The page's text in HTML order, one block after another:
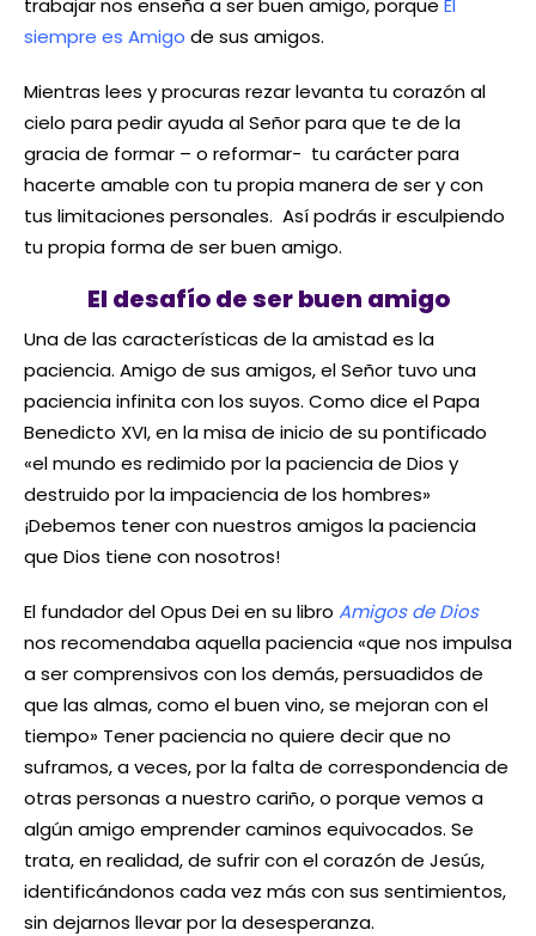
trabajar nos enseña a ser buen amigo, porque Él
siempre es Amigo de sus amigos.
Mientras lees y procuras rezar levanta tu corazón al
cielo para pedir ayuda al Señor para que te de la
gracia de formar – o reformar- tu carácter para
hacerte amable con tu propia manera de ser y con
tus limitaciones personales. Así podrás ir esculpiendo
tu propia forma de ser buen amigo.
El desafío de ser buen amigo
Una de las características de la amistad es la
paciencia. Amigo de sus amigos, el Señor tuvo una
paciencia infinita con los suyos. Como dice el Papa
Benedicto XVI, en la misa de inicio de su pontificado
«el mundo es redimido por la paciencia de Dios y
destruido por la impaciencia de los hombres»
¡Debemos tener con nuestros amigos la paciencia
que Dios tiene con nosotros!
El fundador del Opus Dei en su libro Amigos de Dios
nos recomendaba aquella paciencia «que nos impulsa
a ser comprensivos con los demás, persuadidos de
que las almas, como el buen vino, se mejoran con el
tiempo» Tener paciencia no quiere decir que no
suframos, a veces, por la falta de correspondencia de
otras personas a nuestro cariño, o porque vemos a
algún amigo emprender caminos equivocados. Se
trata, en realidad, de sufrir con el corazón de Jesús,
identificándonos cada vez más con sus sentimientos,
sin dejarnos llevar por la desesperanza.